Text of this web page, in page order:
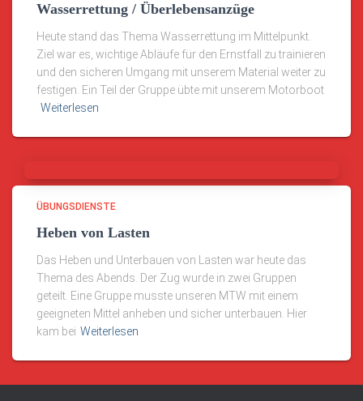
Wasserrettung / Überlebensanzüge
Heute stand das Thema Wasserrettung im Mittelpunkt.
Ziel war es, wichtige Abläufe für den Ernstfall zu trainieren
und den sicheren Umgang mit unserem Material weiter zu
festigen. Ein Teil der Gruppe übte mit unserem Motorboot
Weiterlesen
ÜBUNGSDIENSTE
Heben von Lasten
Das Heben und Unterbauen von Lasten war heute das
Thema des Abends. Der Zug wurde in zwei Gruppen
geteilt. Eine Gruppe musste unseren MTW mit einem
geeigneten Mittel anheben und sicher unterbauen. Hier
kam bei Weiterlesen